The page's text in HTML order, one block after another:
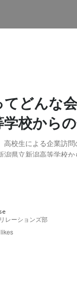
どんな
校から
高校生による企業訪
潟県立新潟高等学校
レーションズ部